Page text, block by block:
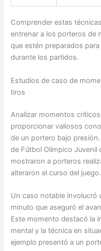
Comprender estas
entrenar a los porteros de
que estén preparados
durante los partidos.
Estudios de caso de
tiros
Analizar momentos
proporcionar valiosos
de un portero bajo
de Fútbol Olímpico Juvenil
mostraron a porteros
alteraron el curso del juego.
Un caso notable involucró
minuto que aseguró el
Este momento destacó la
mental y la técnica en
ejemplo presentó a un